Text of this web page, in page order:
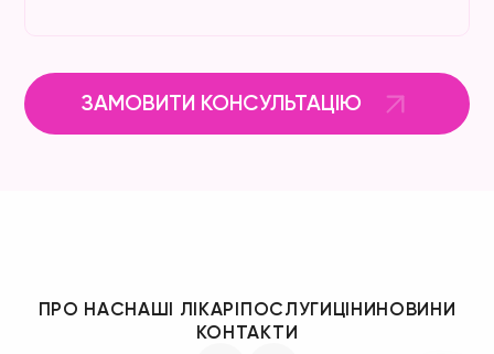
ЗАМОВИТИ КОНСУЛЬТАЦІЮ
ПРО НАСНАШІ ЛІКАРІПОСЛУГИЦІНИНОВИНИ
КОНТАКТИ